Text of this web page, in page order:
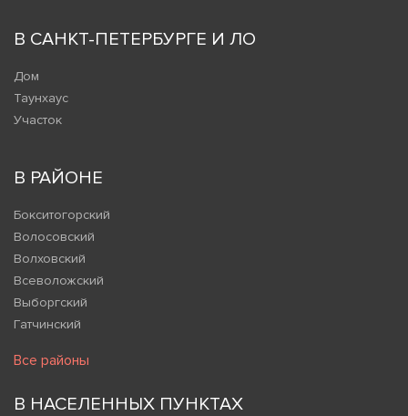
В САНКТ-ПЕТЕРБУРГЕ И ЛО
Дом
Таунхаус
Участок
В РАЙОНЕ
Бокситогорский
Волосовский
Волховский
Всеволожский
Выборгский
Гатчинский
Все районы
В НАСЕЛЕННЫХ ПУНКТАХ